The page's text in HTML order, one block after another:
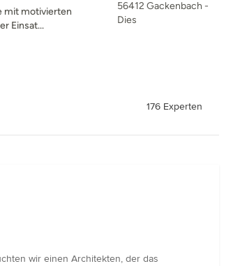
mit motivierten
Einsat...
56412 Gackenbach -
Dies
176 Experten
wir einen Architekten, der das